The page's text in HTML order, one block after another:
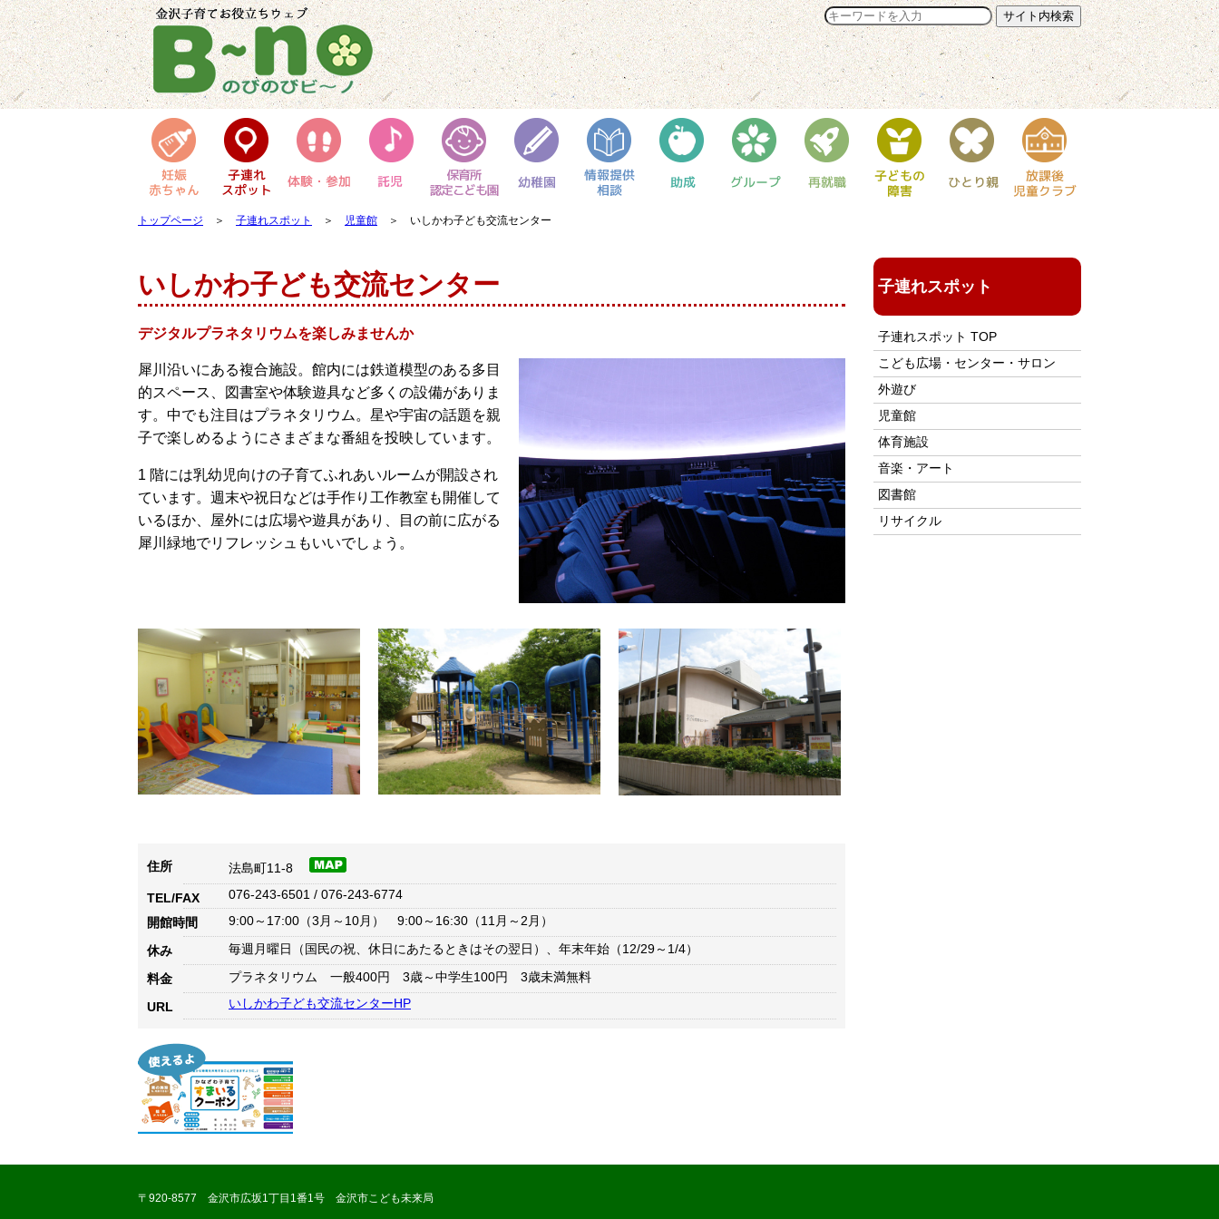
トップページ ＞ 子連れスポット ＞ 児童館 ＞ いしかわ子ども交流センター
いしかわ子ども交流センター
デジタルプラネタリウムを楽しみませんか
犀川沿いにある複合施設。館内には鉄道模型のある多目
的スペース、図書室や体験遊具など多くの設備がありま
す。中でも注目はプラネタリウム。星や宇宙の話題を親
子で楽しめるようにさまざまな番組を投映しています。
1 階には乳幼児向けの子育てふれあいルームが開設され
ています。週末や祝日などは手作り工作教室も開催して
いるほか、屋外には広場や遊具があり、目の前に広がる
犀川緑地でリフレッシュもいいでしょう。
住所 法島町11-8
TEL/FAX
076-243-6501 / 076-243-6774
開館時間
9:00～17:00（3月～10月） 9:00～16:30（11月～2月）
休み 毎週月曜日（国民の祝、休日にあたるときはその翌日）、年末年始（12/29～1/4）
料金 プラネタリウム 一般400円 3歳～中学生100円 3歳未満無料
URL いしかわ子ども交流センターHP
子連れスポット
子連れスポット TOP
こども広場・センター・サロン
外遊び
児童館
体育施設
音楽・アート
図書館
リサイクル
〒920-8577 金沢市広坂1丁目1番1号 金沢市こども未来局